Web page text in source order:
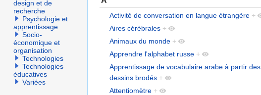
Activité de conversation en langue étrangère +
Aires cérébrales +
Animaux du monde +
Apprendre l'alphabet russe +
Apprentissage de vocabulaire arabe à partir des
dessins brodés +
Attentiomètre +
design et de
recherche
Psychologie et
apprentissage
Socio-
économique et
organisation
Technologies
Technologies
éducatives
Variées